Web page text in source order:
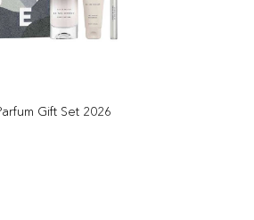
Gift Set 2026